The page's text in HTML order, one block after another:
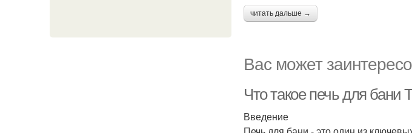
читать дальше →
Вас может
Что такое печь для бани
Введение